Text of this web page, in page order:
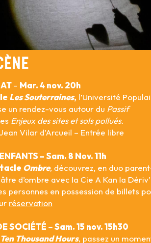
– Mar. 4 nov. 20h
Les Souterraines, l’Université
un rendez-vous autour du Passif
Enjeux des sites et sols pollués.
Vilar d’Arcueil – Entrée libre
–Sam. 8 Nov. 11h
Ombre, découvrez, en duo
d’ombre avec la Cie A Kan la
personnes en possession de billets
réservation
SOCIÉTÉ – Sam. 15 nov. 15h30
Ten Thousand Hours, passez un